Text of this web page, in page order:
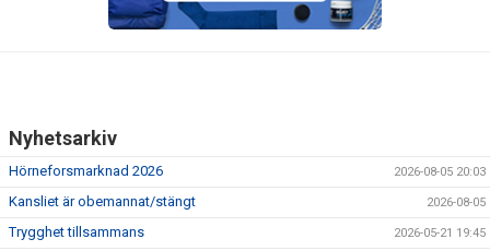
KONTAKT
VID KRIS
PROFILVAROR/MERCH
Nyhetsarkiv
Hörneforsmarknad 2026 2026-08-05 20:03
Kansliet är obemannat/stängt 2026-08-05
Trygghet tillsammans 2026-05-21 19:45